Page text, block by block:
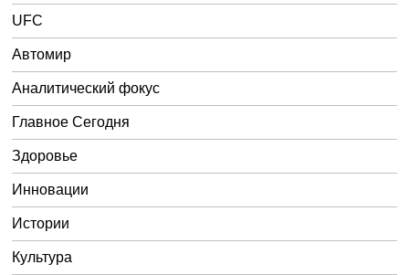
UFC
Автомир
Аналитический фокус
Главное Сегодня
Здоровье
Инновации
Истории
Культура